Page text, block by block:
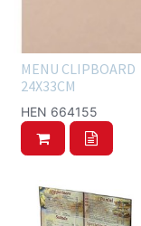
MENU CLIPBOARD
24X33CM
HEN 664155